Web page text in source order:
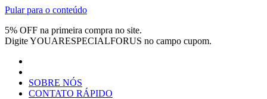
Pular para o conteúdo
5% OFF na primeira compra no site.
DigiteYOUARESPECIALFORUS no campo cupom.
SOBRE NÓS
CONTATO RÁPIDO